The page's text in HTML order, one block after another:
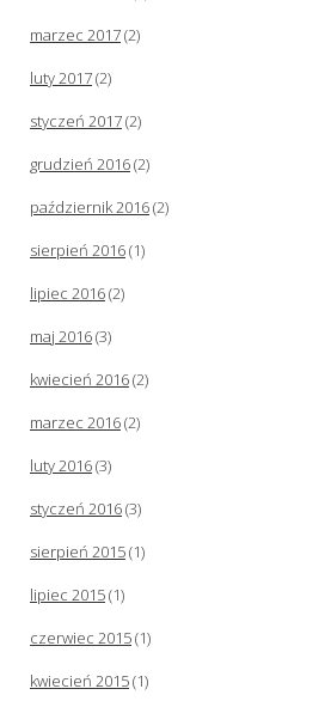
marzec 2017(2)
luty 2017(2)
styczeń 2017(2)
grudzień 2016(2)
październik 2016(2)
sierpień 2016(1)
lipiec 2016(2)
maj 2016(3)
kwiecień 2016(2)
marzec 2016(2)
luty 2016(3)
styczeń 2016(3)
sierpień 2015(1)
lipiec 2015(1)
czerwiec 2015(1)
kwiecień 2015(1)